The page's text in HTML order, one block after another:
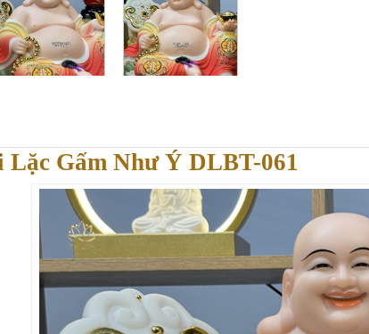
Lặc Gấm Như Ý DLBT-061